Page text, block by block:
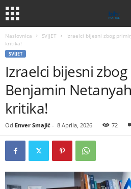
Naslovnica SVIJET
Izraelci bijesni zbog
kritika!
SVIJET
Izraelci bijesni
Benjamin
kritika!
Od Enver Smajić - 8 Aprila, 2026 72